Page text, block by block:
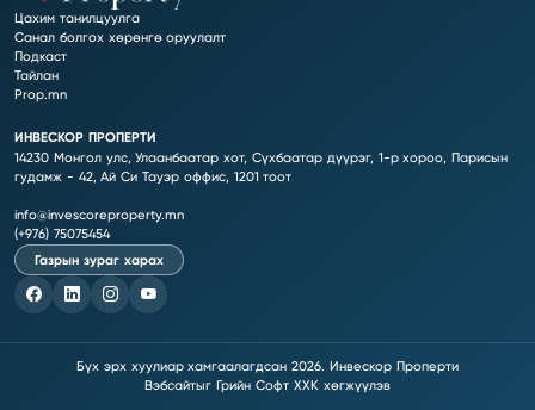
Цахим танилцуулга
Санал болгох хөрөнгө оруулалт
Подкаст
Тайлан
Prop.mn
14230 Монгол улс, Улаанбаатар хот, Сүхбаатар дүүрэг, 1-р хороо, Парисын
гудамж - 42, Ай Си Тауэр оффис, 1201 тоот
info@invescoreproperty.mn
(+976) 75075454
Газрын зураг харах
Бүх эрх хуулиар хамгаалагдсан 2026. Инвескор Проперти
ВэбсайтыгГрийн Софт ХХКхөгжүүлэв